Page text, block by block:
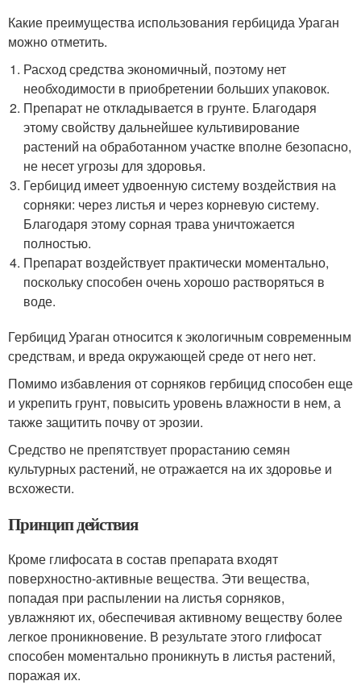
Какие преимущества использования гербицида Ураган
можно отметить.
Расход средства экономичный, поэтому нет
необходимости в приобретении больших упаковок.
Препарат не откладывается в грунте. Благодаря
этому свойству дальнейшее культивирование
растений на обработанном участке вполне безопасно,
не несет угрозы для здоровья.
Гербицид имеет удвоенную систему воздействия на
сорняки: через листья и через корневую систему.
Благодаря этому сорная трава уничтожается
полностью.
Препарат воздействует практически моментально,
поскольку способен очень хорошо растворяться в
воде.
Гербицид Ураган относится к экологичным современным
средствам, и вреда окружающей среде от него нет.
Помимо избавления от сорняков гербицид способен еще
и укрепить грунт, повысить уровень влажности в нем, а
также защитить почву от эрозии.
Средство не препятствует прорастанию семян
культурных растений, не отражается на их здоровье и
всхожести.
Принцип действия
Кроме глифосата в состав препарата входят
поверхностно-активные вещества. Эти вещества,
попадая при распылении на листья сорняков,
увлажняют их, обеспечивая активному веществу более
легкое проникновение. В результате этого глифосат
способен моментально проникнуть в листья растений,
поражая их.